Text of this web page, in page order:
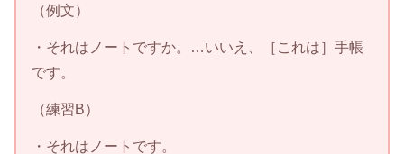
（例文）
・それはノートですか。…いいえ、［これは］手帳
です。
（練習B）
・それはノートです。